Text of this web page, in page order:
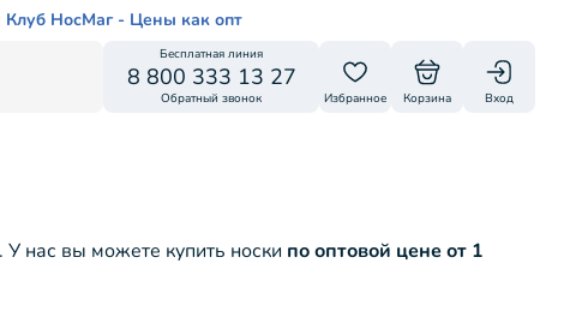
Клуб НосМаг - Цены как опт
Бесплатная линия
8 800 333 13 27
Обратный звонок Избранное Корзина Вход
нас вы можете купить носки по оптовой цене от 1